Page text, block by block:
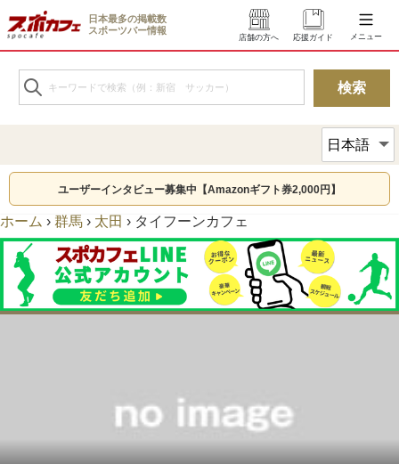
日本最多の掲載数
スポーツバー情報
店舗の方へ 応援ガイド メニュー
ユーザーインタビュー募集中【Amazonギフト券2,000円】
ホーム › 群馬 › 太田 › タイフーンカフェ